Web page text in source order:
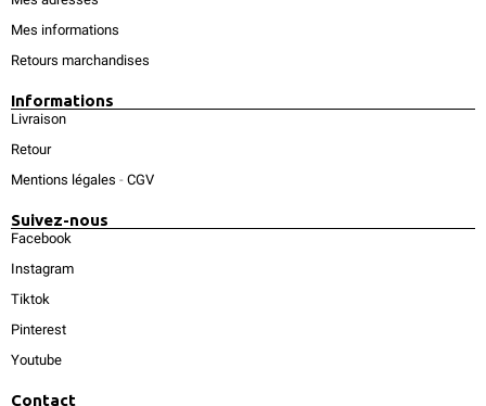
Mes informations
Retours marchandises
Informations
Livraison
Retour
Mentions légales - CGV
Suivez-nous
Facebook
Instagram
Tiktok
Pinterest
Youtube
Contact